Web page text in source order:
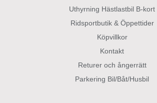
Uthyrning Hästlastbil B-kort
Ridsportbutik & Öppettider
Köpvillkor
Kontakt
Returer och ångerrätt
Parkering Bil/Båt/Husbil